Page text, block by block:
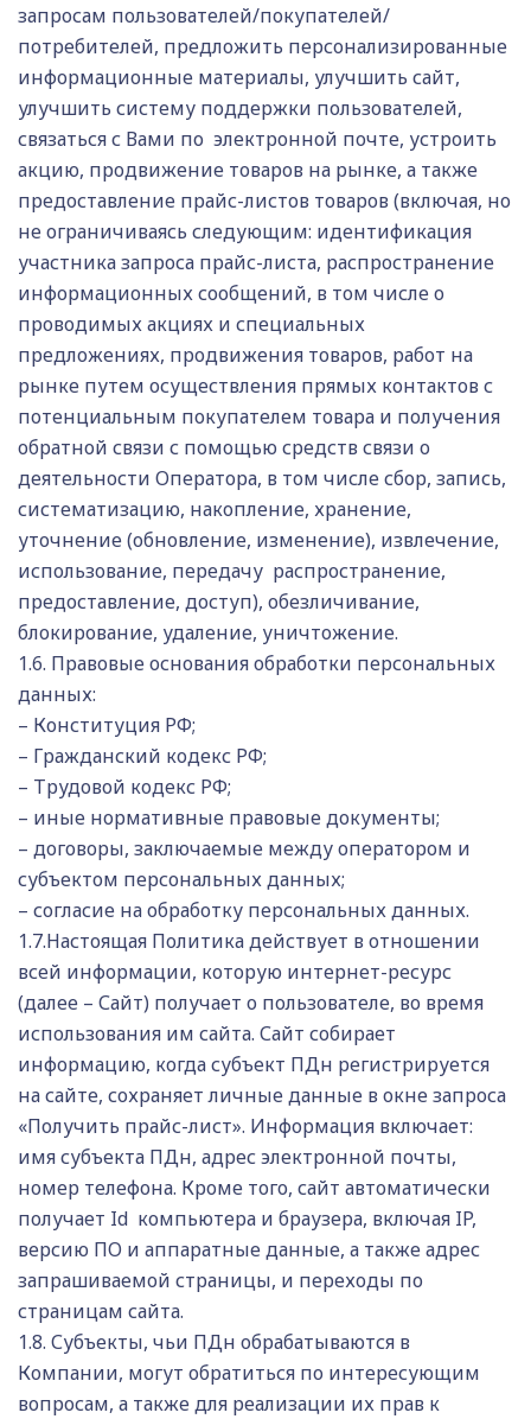
запросам пользователей/покупателей/
потребителей, предложить персонализированные
информационные материалы, улучшить сайт,
улучшить систему поддержки пользователей,
связаться с Вами по электронной почте, устроить
акцию, продвижение товаров на рынке, а также
предоставление прайс-листов товаров (включая, но
не ограничиваясь следующим: идентификация
участника запроса прайс-листа, распространение
информационных сообщений, в том числе о
проводимых акциях и специальных
предложениях, продвижения товаров, работ на
рынке путем осуществления прямых контактов с
потенциальным покупателем товара и получения
обратной связи с помощью средств связи о
деятельности Оператора, в том числе сбор, запись,
систематизацию, накопление, хранение,
уточнение (обновление, изменение), извлечение,
использование, передачу распространение,
предоставление, доступ), обезличивание,
блокирование, удаление, уничтожение.
1.6. Правовые основания обработки персональных
данных:
– Конституция РФ;
– Гражданский кодекс РФ;
– Трудовой кодекс РФ;
– иные нормативные правовые документы;
– договоры, заключаемые между оператором и
субъектом персональных данных;
– согласие на обработку персональных данных.
1.7.Настоящая Политика действует в отношении
всей информации, которую интернет-ресурс
(далее – Сайт) получает о пользователе, во время
использования им сайта. Сайт собирает
информацию, когда субъект ПДн регистрируется
на сайте, сохраняет личные данные в окне запроса
«Получить прайс-лист». Информация включает:
имя субъекта ПДн, адрес электронной почты,
номер телефона. Кроме того, сайт автоматически
получает Id компьютера и браузера, включая IP,
версию ПО и аппаратные данные, а также адрес
запрашиваемой страницы, и переходы по
страницам сайта.
1.8. Субъекты, чьи ПДн обрабатываются в
Компании, могут обратиться по интересующим
вопросам, а также для реализации их прав к